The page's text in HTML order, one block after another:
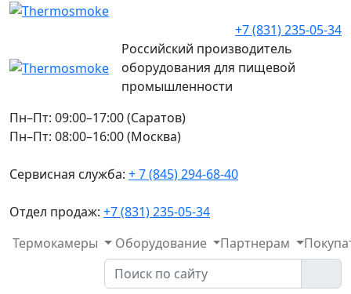
+7 (831) 235-05-34
Российский производитель
оборудования для пищевой
промышленности
Пн–Пт: 09:00–17:00 (Саратов)
Пн–Пт: 08:00–16:00 (Москва)
Сервисная служба: + 7 (845) 294-68-40
Отдел продаж: +7 (831) 235-05-34
Термокамеры
Оборудование Партнерам